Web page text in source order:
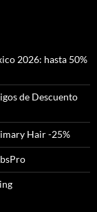
2026: hasta 50%
de Descuento
Hair -25%